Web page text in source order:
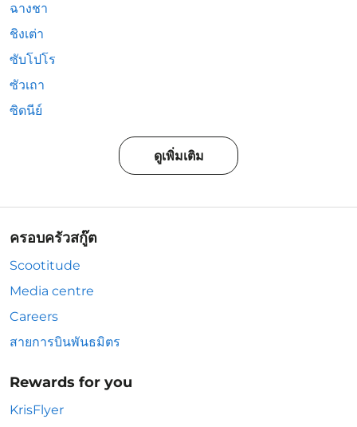
ฉางชา
ชิงเต่า
ซับโปโร
ซัวเถา
ซิดนีย์
ดูเพิ่มเติม
ครอบครัวสกู๊ต
Scootitude
Media centre
Careers
สายการบินพันธมิตร
Rewards for you
KrisFlyer